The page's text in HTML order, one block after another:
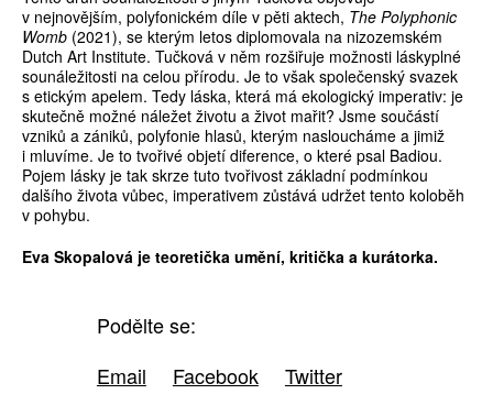
v nejnovějším, polyfonickém díle v pěti aktech, The Polyphonic
Womb (2021), se kterým letos diplomovala na nizozemském
Dutch Art Institute. Tučková v něm rozšiřuje možnosti láskyplné
sounáležitosti na celou přírodu. Je to však společenský svazek
s etickým apelem. Tedy láska, která má ekologický imperativ: je
skutečně možné náležet životu a život mařit? Jsme součástí
vzniků a zániků, polyfonie hlasů, kterým nasloucháme a jimiž
i mluvíme. Je to tvořivé objetí diference, o které psal Badiou.
Pojem lásky je tak skrze tuto tvořivost základní podmínkou
dalšího života vůbec, imperativem zůstává udržet tento koloběh
v pohybu.
Eva Skopalová je teoretička umění, kritička a kurátorka.
Podělte se:
Email
Facebook Twitter